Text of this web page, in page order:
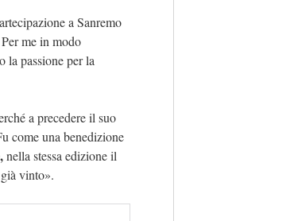
a Sanremo
Per me in modo
la passione per la
a precedere il suo
come una benedizione
nella stessa edizione il
vinto».